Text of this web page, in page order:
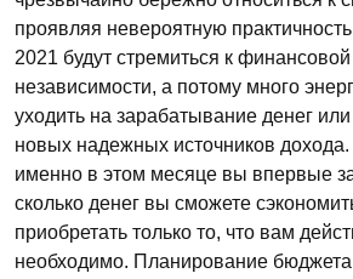
проявляя невероятную
2021 будут стремиться к
независимости, а потому много
уходить на зарабатывание денег или
новых надежных источников
именно в этом месяце вы впервые
сколько денег вы сможете
приобретать только то, что вам
необходимо. Планирование